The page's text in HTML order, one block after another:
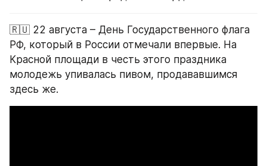
🇷🇺 22 августа – День Государственного флага
РФ, который в России отмечали впервые. На
Красной площади в честь этого праздника
молодежь упивалась пивом, продававшимся
здесь же.